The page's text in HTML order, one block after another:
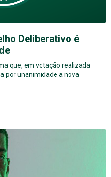
Deliberativo é
que, em votação realizada
por unanimidade a nova